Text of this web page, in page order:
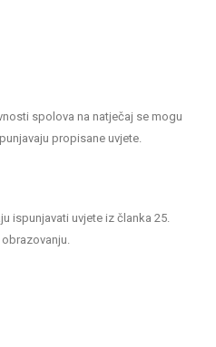
spolova na natječaj se mogu
propisane uvjete.
ispunjavati uvjete iz članka 25.